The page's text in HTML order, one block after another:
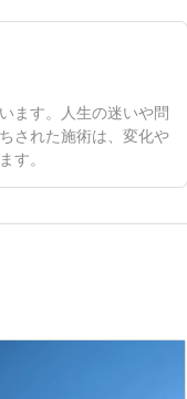
ます。人生の迷いや問
された施術は、変化や
す。